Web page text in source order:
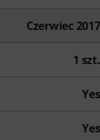
Czerwiec 2017
1 szt.
Yes
Yes